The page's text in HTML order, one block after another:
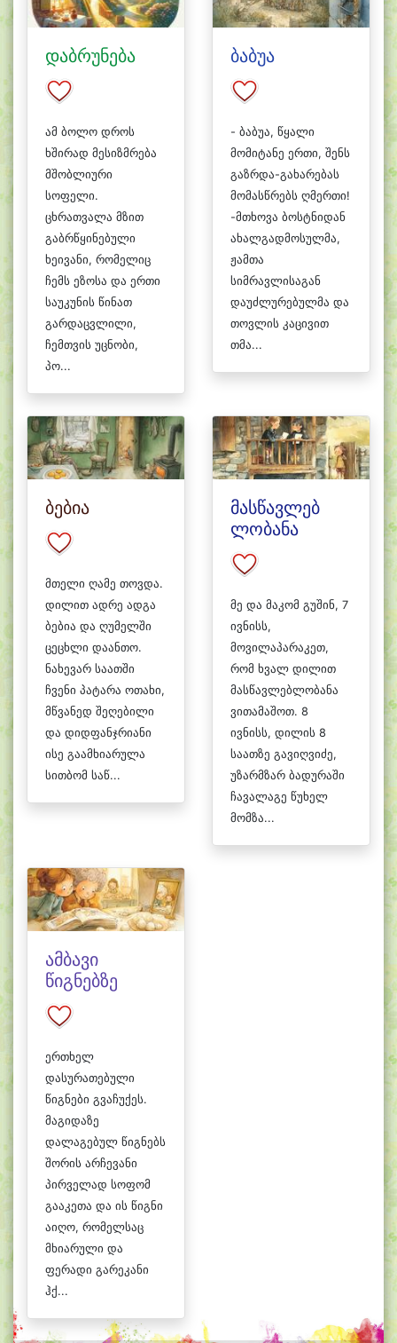
დაბრუნება
ამ ბოლო დროს
ხშირად მესიზმრება
მშობლიური
სოფელი.
ცხრათვალა მზით
გაბრწყინებული
ხეივანი, რომელიც
ჩემს ეზოსა და ერთი
საუკუნის წინათ
გარდაცვლილი,
ჩემთვის უცნობი,
პო...
ბაბუა
- ბაბუა, წყალი
მომიტანე ერთი, შენს
გაზრდა-გახარებას
მომასწრებს ღმერთი!
-მთხოვა ბოსტნიდან
ახალგადმოსულმა,
ჟამთა
სიმრავლისაგან
დაუძლურებულმა და
თოვლის კაცივით
თმა...
ბებია
მთელი ღამე თოვდა.
დილით ადრე ადგა
ბებია და ღუმელში
ცეცხლი დაანთო.
ნახევარ საათში
ჩვენი პატარა ოთახი,
მწვანედ შეღებილი
და დიდფანჯრიანი
ისე გაამხიარულა
სითბომ საწ...
მასწავლებ
ლობანა
მე და მაკომ გუშინ, 7
ივნისს,
მოვილაპარაკეთ,
რომ ხვალ დილით
მასწავლებლობანა
ვითამაშოთ. 8
ივნისს, დილის 8
საათზე გავიღვიძე,
უზარმზარ ბადურაში
ჩავალაგე წუხელ
მომზა...
ამბავი
წიგნებზე
ერთხელ
დასურათებული
წიგნები გვაჩუქეს.
მაგიდაზე
დალაგებულ წიგნებს
შორის არჩევანი
პირველად სოფომ
გააკეთა და ის წიგნი
აიღო, რომელსაც
მხიარული და
ფერადი გარეკანი
ჰქ...